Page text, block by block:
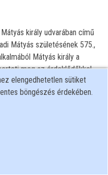
király udvarában című
Mátyás születésének 575.,
Mátyás király a
meg az érdeklődőkkel.
elengedhetetlen sütiket
böngészés érdekében.